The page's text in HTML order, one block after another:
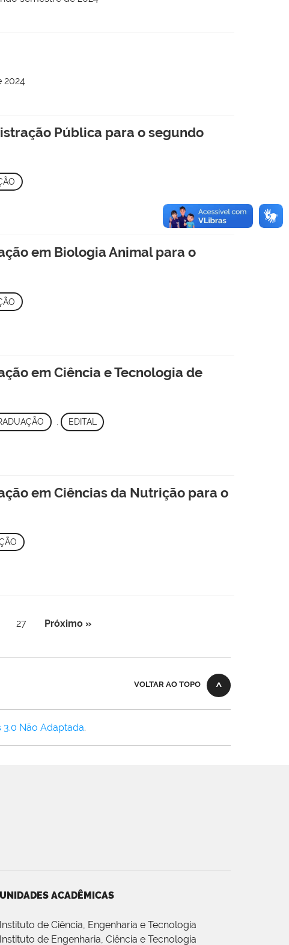
2024
Pública para o segundo
em Biologia Animal para o
em Ciência e Tecnologia de
, EDITAL
em Ciências da Nutrição para o
27 Próximo »
VOLTAR AO TOPO
Não Adaptada.
UNIDADES ACADÊMICAS
Instituto de Ciência, Engenharia e Tecnologia
Instituto de Engenharia, Ciência e Tecnologia